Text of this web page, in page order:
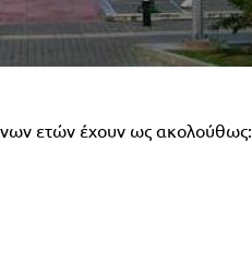
ετών έχουν ως ακολούθως: